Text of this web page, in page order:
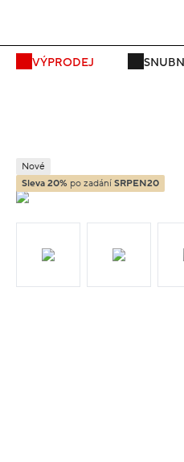
VÝPRODEJ SNUBNÍ
Nové
Sleva 20% po zadání SRPEN20